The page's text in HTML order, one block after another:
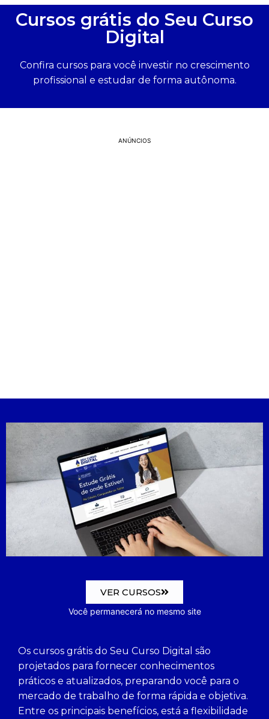
Cursos grátis do Seu Curso
Digital
Confira cursos para você investir no crescimento
profissional e estudar de forma autônoma.
ANÚNCIOS
VER CURSOS
Você permanecerá no mesmo site
Os cursos grátis do Seu Curso Digital são
projetados para fornecer conhecimentos
práticos e atualizados, preparando você para o
mercado de trabalho de forma rápida e objetiva.
Entre os principais benefícios, está a flexibilidade